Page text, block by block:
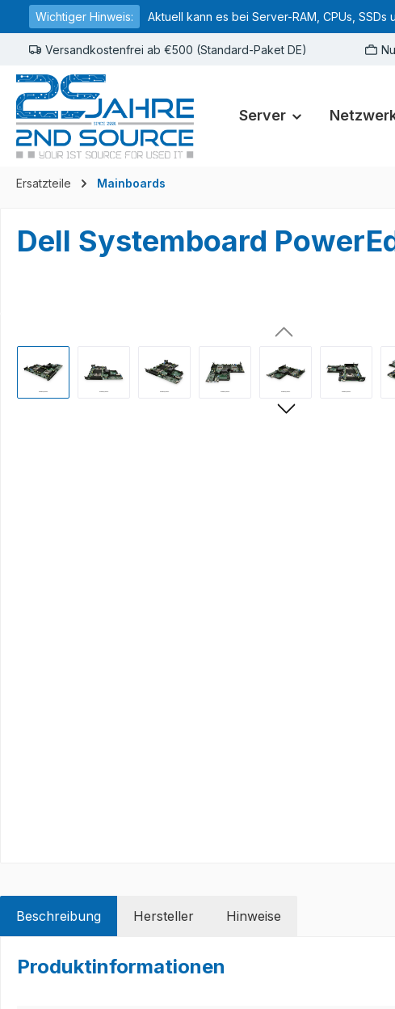
Zur Hauptnavigation springen
Wichtiger Hinweis: Aktuell kann es bei Server-RAM, CPUs,
Versandkostenfrei ab €500 (Standard-Paket DE)
Server
Ersatzteile Mainboards
Dell Systemboard
Beschreibung Hersteller Hinweise
Produktinformationen